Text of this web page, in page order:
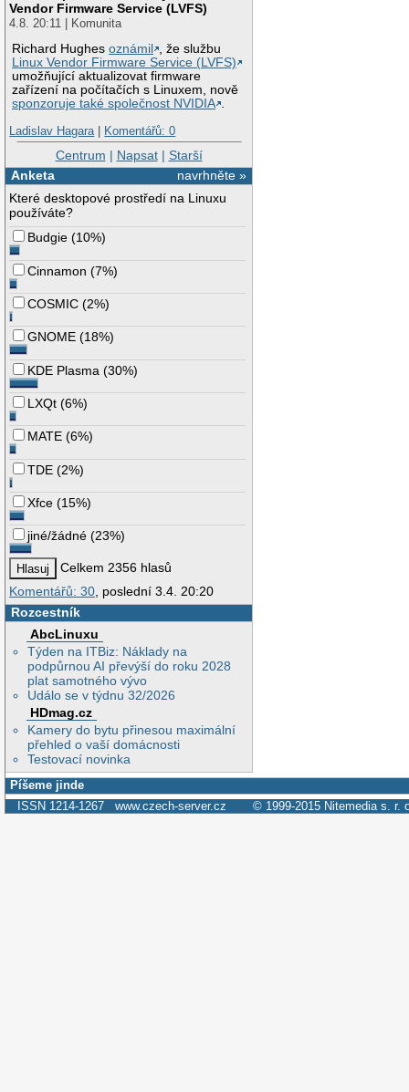
Vendor Firmware Service (LVFS)
4.8. 20:11 | Komunita
Richard Hughesoznámil
, že službu
Linux Vendor Firmware Service (LVFS)
umožňující aktualizovat firmware
zařízení na počítačích s Linuxem, nově
sponzoruje také společnost NVIDIA .
Ladislav Hagara| Komentářů: 0
Centrum | Napsat| Starší
navrhněte »
Anketa
Které desktopové prostředí na Linuxu
používáte?
Budgie (10%)
Cinnamon (7%)
COSMIC (2%)
GNOME (18%)
KDE Plasma (30%)
LXQt (6%)
MATE (6%)
TDE (2%)
Xfce (15%)
jiné/žádné (23%)
Celkem 2356 hlasů
Komentářů: 30 , poslední 3.4. 20:20
Rozcestník
AbcLinuxu
Týden na ITBiz: Náklady na
podpůrnou AI převýší do roku 2028
plat samotného vývo
Událo se v týdnu 32/2026
HDmag.cz
Kamery do bytu přinesou maximální
přehled o vaší domácnosti
Testovací novinka
Píšeme jinde
ISSN 1214-1267 www.czech-server.cz © 1999-2015 Nitemedia s. r.